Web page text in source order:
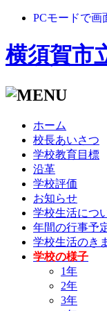
PCモードで画
横須賀市
ホーム
校長あいさつ
学校教育目標
沿革
学校評価
お知らせ
学校生活につ
年間の行事予
学校生活のき
学校の様子
1年
2年
3年